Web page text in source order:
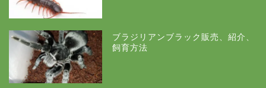
ブラジリアンブラック販売、紹介、
飼育方法